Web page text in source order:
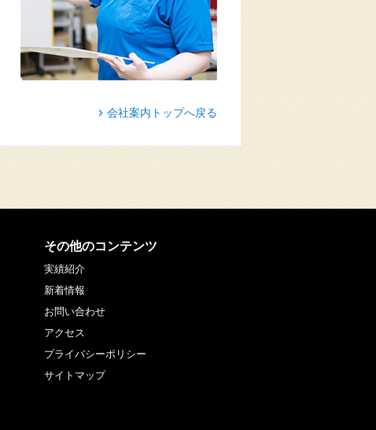
会社案内トップへ戻る
その他のコンテンツ
実績紹介
新着情報
お問い合わせ
アクセス
プライバシーポリシー
サイトマップ